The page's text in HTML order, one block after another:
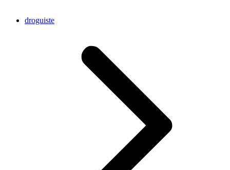
droguiste